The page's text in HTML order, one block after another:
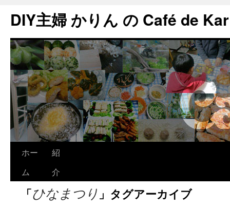
DIY主婦 かりん の Café de
ホー
ム
紹
介
「ひなまつり 」タグアーカイブ